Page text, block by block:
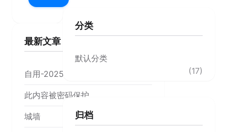
最新文章
自用-20250206
此内容被密码保护
城墙
分类
默认分类
(17)
归档